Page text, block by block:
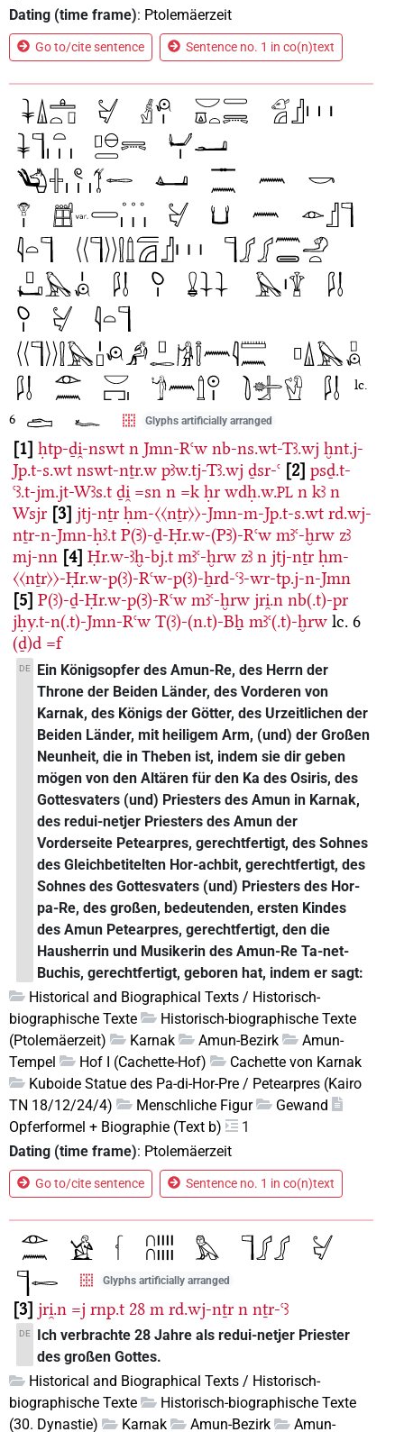
Dating (time frame): Ptolemäerzeit
Go to/cite sentence Sentence no. 1 in co(n)text
lc.
6 Glyphs artificially arranged
1 ḥtp-ḏi̯-nswt n Jmn-Rꜥw nb-ns.wt-Tꜣ.wj ḫnt.j-
Jp.t-s.wt nswt-nṯr.w pꜣw.tj-Tꜣ.wj ḏsr-ꜥ 2 psḏ.t-
ꜥꜣ.t-jm.jt-Wꜣs.t ḏi̯ =sn n =k ḥr wdḥ.w.PL n kꜣ n
Wsjr 3 jtj-nṯr ḥm-〈〈nṯr〉〉-Jmn-m-Jp.t-s.wt rd.wj-
nṯr-n-Jmn-ḥꜣ.t P(Ꜣ)-ḏ-Ḥr.w-(PꜢ)-Rꜥw mꜣꜥ-ḫrw zꜣ
mj-nn 4 Ḥr.w-ꜣḫ-bj.t mꜣꜥ-ḫrw zꜣ n jtj-nṯr ḥm-
〈〈nṯr〉〉-Ḥr.w-p(ꜣ)-Rꜥw-p(ꜣ)-ẖrd-ꜥꜣ-wr-tp.j-n-Jmn
5 P(ꜣ)-ḏ-Ḥr.w-p(Ꜣ)-Rꜥw mꜣꜥ-ḫrw jri̯.n nb(.t)-pr
jḥy.t-n(.t)-Jmn-Rꜥw T(ꜣ)-(n.t)-Bẖ mꜣꜥ(.t)-ḫrw lc. 6
(ḏ)d =f
DE
Ein Königsopfer des Amun-Re, des Herrn der
Throne der Beiden Länder, des Vorderen von
Karnak, des Königs der Götter, des Urzeitlichen der
Beiden Länder, mit heiligem Arm, (und) der Großen
Neunheit, die in Theben ist, indem sie dir geben
mögen von den Altären für den Ka des Osiris, des
Gottesvaters (und) Priesters des Amun in Karnak,
des redui-netjer Priesters des Amun der
Vorderseite Petearpres, gerechtfertigt, des Sohnes
des Gleichbetitelten Hor-achbit, gerechtfertigt, des
Sohnes des Gottesvaters (und) Priesters des Hor-
pa-Re, des großen, bedeutenden, ersten Kindes
des Amun Petearpres, gerechtfertigt, den die
Hausherrin und Musikerin des Amun-Re Ta-net-
Buchis, gerechtfertigt, geboren hat, indem er sagt:
Historical and Biographical Texts / Historisch-
biographische Texte
Historisch-biographische Texte
(Ptolemäerzeit)
Karnak Amun-Bezirk
Amun-
Tempel
Hof I (Cachette-Hof)
Cachette von Karnak
Kuboide Statue des Pa-di-Hor-Pre / Petearpres (Kairo
TN 18/12/24/4)
Menschliche Figur
Gewand
Opferformel + Biographie (Text b)
1
Dating (time frame): Ptolemäerzeit
Go to/cite sentence Sentence no. 1 in co(n)text
Glyphs artificially arranged
3 jri̯.n =j rnp.t 28 m rd.wj-nṯr n nṯr-ꜥꜣ
DE
Ich verbrachte 28 Jahre als redui-netjer Priester
des großen Gottes.
Historical and Biographical Texts / Historisch-
biographische Texte
Historisch-biographische Texte
(30. Dynastie)
Karnak Amun-Bezirk Amun-